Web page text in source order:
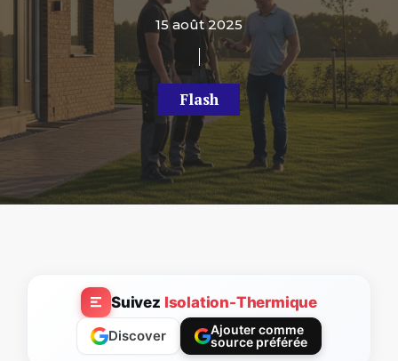
15 août 2025
Flash
Suivez Isolation-Thermique
Discover
Ajouter comme
source préférée